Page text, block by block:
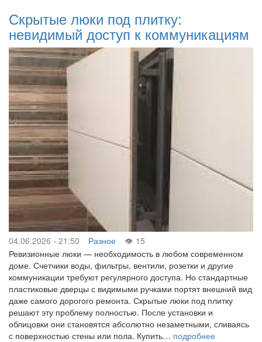
Скрытые люки под плитку:
невидимый доступ к коммуникациям
04.06.2026 - 21:50 Разное
15
Ревизионные люки — необходимость в любом современном
доме. Счетчики воды, фильтры, вентили, розетки и другие
коммуникации требуют регулярного доступа. Но стандартные
пластиковые дверцы с видимыми ручками портят внешний вид
даже самого дорогого ремонта. Скрытые люки под плитку
решают эту проблему полностью. После установки и
облицовки они становятся абсолютно незаметными, сливаясь
с поверхностью стены или пола. Купить… подробнее